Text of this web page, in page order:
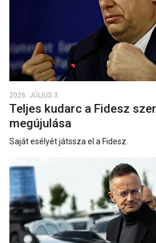
2026. JÚLIUS 3.
Teljes kudarc a Fidesz
megújulása
Saját esélyét játssza el a Fidesz.